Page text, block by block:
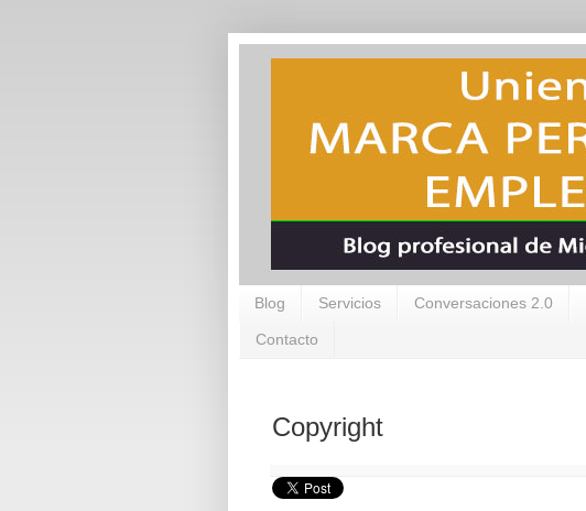
Blog Servicios Conversaciones 2.0
Contacto
Copyright